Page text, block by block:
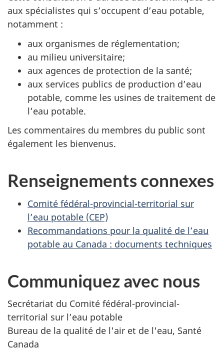
aux spécialistes qui s’occupent d’eau potable,
notamment :
aux organismes de réglementation;
au milieu universitaire;
aux agences de protection de la santé;
aux services publics de production d’eau
potable, comme les usines de traitement de
l’eau potable.
Les commentaires du membres du public sont
également les bienvenus.
Renseignements connexes
Comité fédéral-provincial-territorial sur
l’eau potable (CEP)
Recommandations pour la qualité de l’eau
potable au Canada : documents techniques
Communiquez avec nous
Secrétariat du Comité fédéral-provincial-
territorial sur l’eau potable
Bureau de la qualité de l'air et de l'eau, Santé
Canada